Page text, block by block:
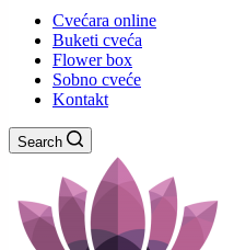
Cvećara online
Buketi cveća
Flower box
Sobno cveće
Kontakt
Search